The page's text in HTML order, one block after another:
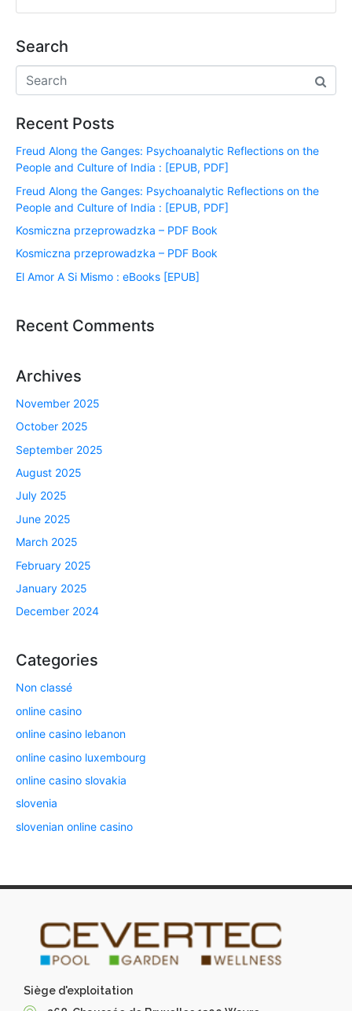
Search
Recent Posts
Freud Along the Ganges: Psychoanalytic Reflections on the
People and Culture of India : [EPUB, PDF]
Freud Along the Ganges: Psychoanalytic Reflections on the
People and Culture of India : [EPUB, PDF]
Kosmiczna przeprowadzka – PDF Book
Kosmiczna przeprowadzka – PDF Book
El Amor A Si Mismo : eBooks [EPUB]
Recent Comments
Archives
November 2025
October 2025
September 2025
August 2025
July 2025
June 2025
March 2025
February 2025
January 2025
December 2024
Categories
Non classé
online casino
online casino lebanon
online casino luxembourg
online casino slovakia
slovenia
slovenian online casino
Siège d'exploitation